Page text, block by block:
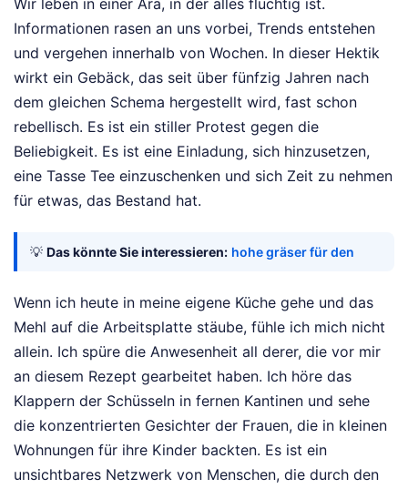
Wir leben in einer Ära, in der alles flüchtig ist.
Informationen rasen an uns vorbei, Trends entstehen
und vergehen innerhalb von Wochen. In dieser Hektik
wirkt ein Gebäck, das seit über fünfzig Jahren nach
dem gleichen Schema hergestellt wird, fast schon
rebellisch. Es ist ein stiller Protest gegen die
Beliebigkeit. Es ist eine Einladung, sich hinzusetzen,
eine Tasse Tee einzuschenken und sich Zeit zu nehmen
für etwas, das Bestand hat.
💡 Das könnte Sie interessieren: hohe gräser für den
Wenn ich heute in meine eigene Küche gehe und das
Mehl auf die Arbeitsplatte stäube, fühle ich mich nicht
allein. Ich spüre die Anwesenheit all derer, die vor mir
an diesem Rezept gearbeitet haben. Ich höre das
Klappern der Schüsseln in fernen Kantinen und sehe
die konzentrierten Gesichter der Frauen, die in kleinen
Wohnungen für ihre Kinder backten. Es ist ein
unsichtbares Netzwerk von Menschen, die durch den